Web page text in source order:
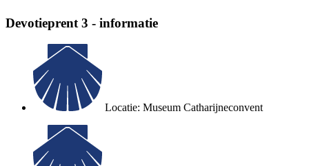
Devotieprent 3 - informatie
Locatie: Museum Catharijneconvent